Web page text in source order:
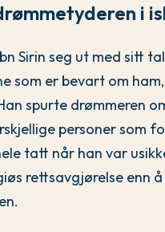
i
Sirin seg ut med sitt
som er bevart om
spurte drømmeren
personer som
tatt når han var
rettsavgjørelse enn